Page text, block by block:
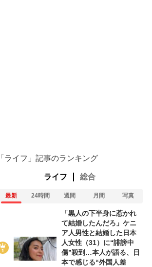
「ライフ」記事のランキング
ライフ 総合
最新 24時間 週間 月間 写真
「黒人の下半身に惹かれ
て結婚したんだろ」ケニ
ア人男性と結婚した日本
人女性（31）に“誹謗中
傷”殺到…本人が語る、日
本で感じる“外国人差